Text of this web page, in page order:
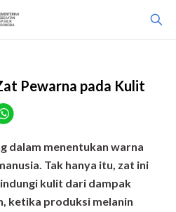
Pewarna pada Kulit
dalam menentukan warna
Tak hanya itu, zat ini
kulit dari dampak
ketika produksi melanin